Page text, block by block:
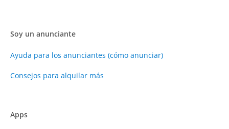
Soy un anunciante
Ayuda para los anunciantes (cómo anunciar)
Consejos para alquilar más
Apps